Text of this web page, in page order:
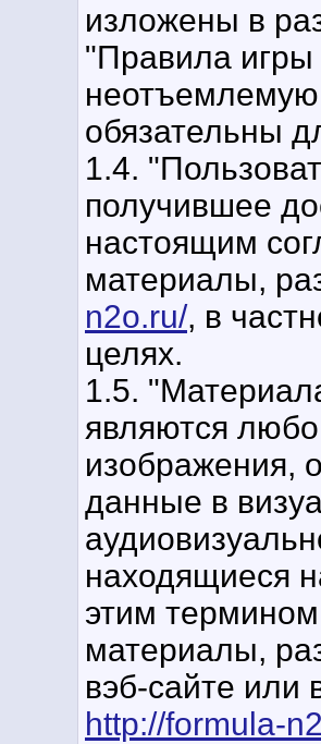
изложены в
"Правила
неотъемлемую
обязательны
1.4.
получившее
настоящим
материалы,
n2o.ru/, в
целях.
1.5.
являются
изображения,
данные в
находящиеся
этим
материалы,
вэб-сайте или
http://formula-